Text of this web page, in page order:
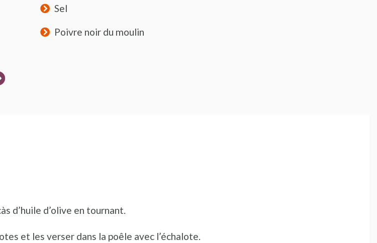
Sel
Poivre noir du moulin
d’huile d’olive en tournant.
et les verser dans la poêle avec l’échalote.